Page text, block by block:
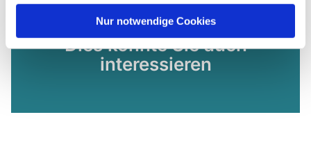
Nur notwendige Cookies
Dies könnte Sie auch
interessieren